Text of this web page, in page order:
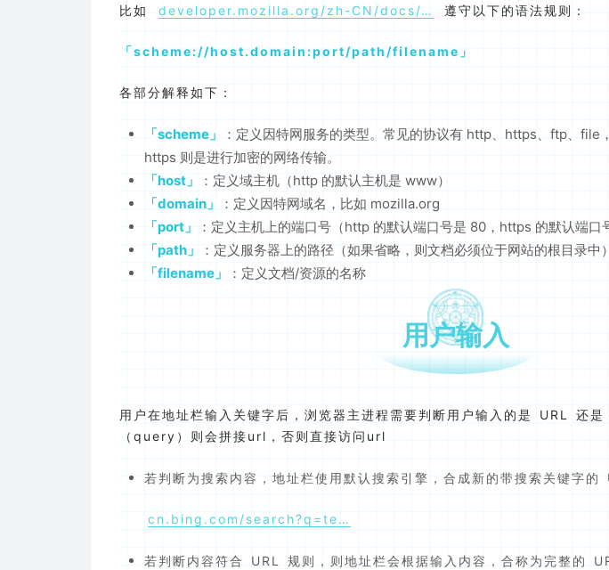
比如 developer.mozilla.org/zh-CN/docs/… 遵守以下的语法规则：
scheme://host.domain:port/path/filename
各部分解释如下：
scheme
：定义因特网服务的类型。常见的协议有 http、https、ftp、file
https 则是进行加密的网络传输。
host
：定义域主机（http 的默认主机是 www）
domain
：定义因特网域名，比如 mozilla.org
port
：定义主机上的端口号（http 的默认端口号是 80，https 的默认端口
path
：定义服务器上的路径（如果省略，则文档必须位于网站的根目录中
filename
：定义文档/资源的名称
用户输入
用户在地址栏输入关键字后，浏览器主进程需要判断用户输入的是 URL 还
（query）则会拼接url，否则直接访问url
若判断为搜索内容，地址栏使用默认搜索引擎，合成新的带搜索关键字的
cn.bing.com/search?q=te…
若判断内容符合 URL 规则，则地址栏会根据输入内容，合称为完整的